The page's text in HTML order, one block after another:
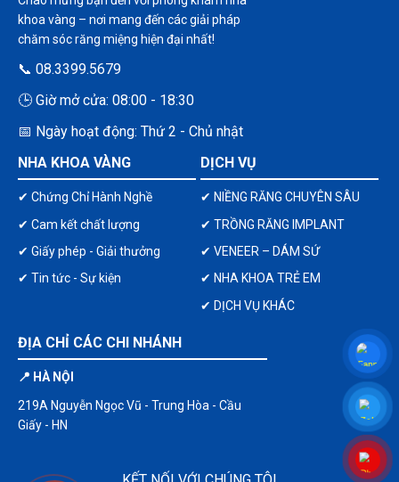
khoa vàng – nơi mang đến các giải pháp
chăm sóc răng miệng hiện đại nhất!
📞 08.3399.5679
🕒 Giờ mở cửa: 08:00 - 18:30
📅 Ngày hoạt động: Thứ 2 - Chủ nhật
NHA KHOA VÀNG
✔ Chứng Chỉ Hành Nghề
✔ Cam kết chất lượng
✔ Giấy phép - Giải thưởng
✔ Tin tức - Sự kiện
DỊCH VỤ
✔ NIỀNG RĂNG CHUYÊN SÂU
✔ TRỒNG RĂNG IMPLANT
✔ VENEER – DÁM SỨ
✔ NHA KHOA TRẺ EM
✔ DỊCH VỤ KHÁC
ĐỊA CHỈ CÁC CHI NHÁNH
📍 HÀ NỘI
219A Nguyễn Ngọc Vũ - Trung Hòa - Cầu
Giấy - HN